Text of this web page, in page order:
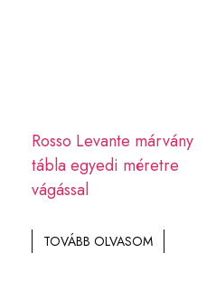
Rosso Levante márvány
tábla egyedi méretre
vágással
TOVÁBB OLVASOM